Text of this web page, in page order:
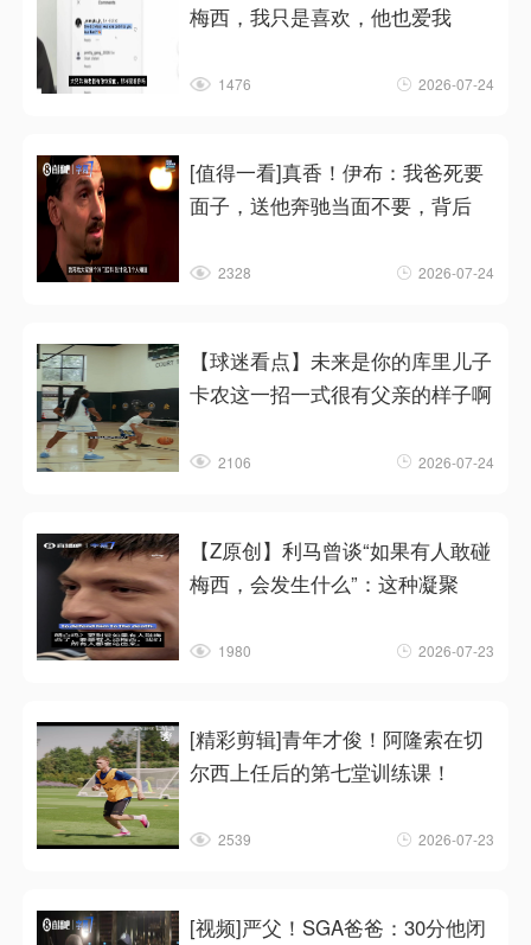
梅西，我只是喜欢，他也爱我
1476 2026-07-24
[值得一看]真香！伊布：我爸死要
面子，送他奔驰当面不要，背后
2328 2026-07-24
【球迷看点】未来是你的库里儿子
卡农这一招一式很有父亲的样子啊
2106 2026-07-24
【Z原创】利马曾谈“如果有人敢碰
梅西，会发生什么”：这种凝聚
1980 2026-07-23
[精彩剪辑]青年才俊！阿隆索在切
尔西上任后的第七堂训练课！
2539 2026-07-23
[视频]严父！SGA爸爸：30分他闭